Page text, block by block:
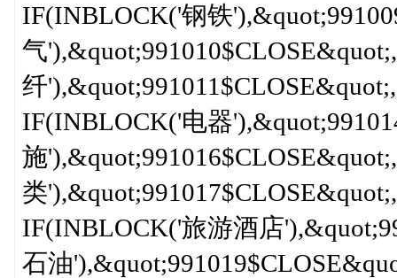
IF(INBLOCK('钢铁
气
纤
IF(INBLOCK('电器
施
类
IF(INBLOCK('旅游酒店
石油